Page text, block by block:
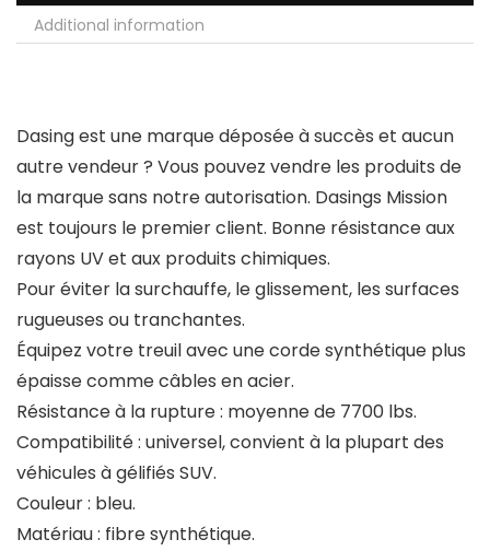
Additional information
Dasing est une marque déposée à succès et aucun
autre vendeur ? Vous pouvez vendre les produits de
la marque sans notre autorisation. Dasings Mission
est toujours le premier client. Bonne résistance aux
rayons UV et aux produits chimiques.
Pour éviter la surchauffe, le glissement, les surfaces
rugueuses ou tranchantes.
Équipez votre treuil avec une corde synthétique plus
épaisse comme câbles en acier.
Résistance à la rupture : moyenne de 7700 lbs.
Compatibilité : universel, convient à la plupart des
véhicules à gélifiés SUV.
Couleur : bleu.
Matériau : fibre synthétique.